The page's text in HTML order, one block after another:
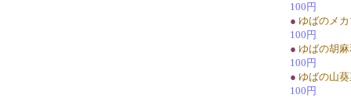
100円
● ゆばのメ
100円
● ゆばの胡
100円
● ゆばの山
100円